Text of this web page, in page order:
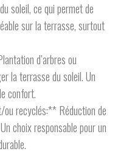
soleil, ce qui permet de
sur la terrasse, surtout
d’arbres ou
la terrasse du soleil. Un
confort.
recyclés:** Réduction de
choix responsable pour un